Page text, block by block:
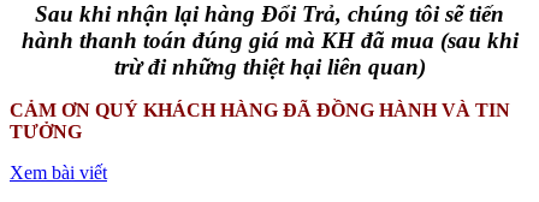
Sau khi nhận lại hàng Đổi Trả, chúng tôi sẽ tiến
hành thanh toán đúng giá mà KH đã mua (sau khi
trừ đi những thiệt hại liên quan)
CẢM ƠN QUÝ KHÁCH HÀNG ĐÃ ĐỒNG HÀNH VÀ TIN
TƯỞNG
Xem bài viết